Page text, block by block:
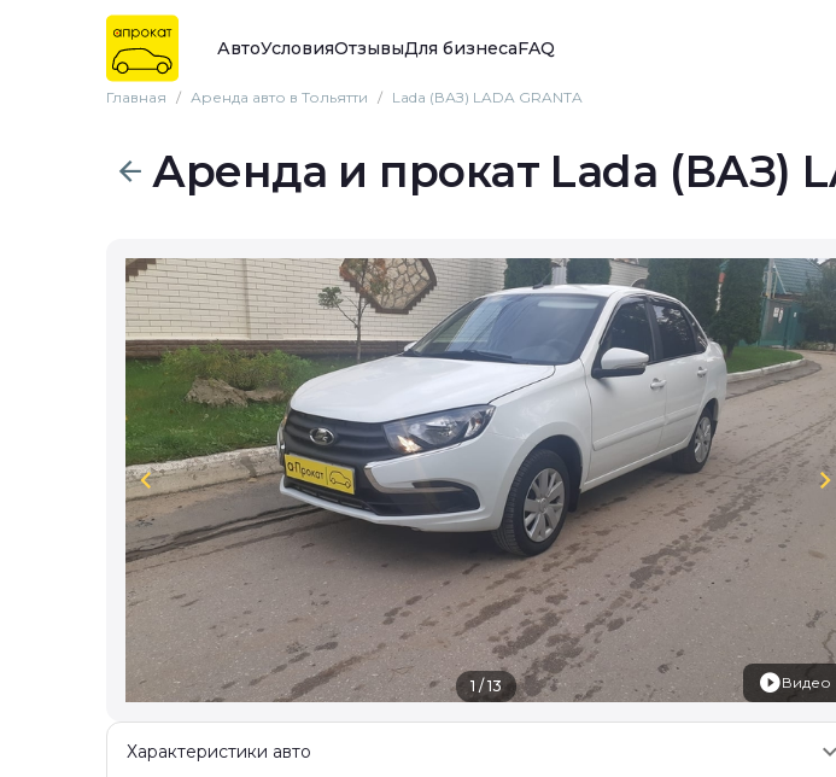
АвтоУсловияОтзывыДля бизнесаFAQ
Главная / Аренда авто в Тольятти / Lada (ВАЗ) LADA GRANTA
Аренда и прокат Lada (ВАЗ)
chevron_left chevron_right
1 / 13 Видео
Характеристики авто keyboard_arrow_down